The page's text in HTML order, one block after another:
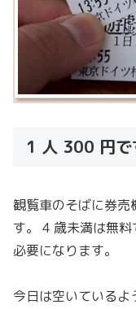
1 人 300 円で
観覧車のそばに券
す。 4 歳未満は無
必要になります。
今日は空いている